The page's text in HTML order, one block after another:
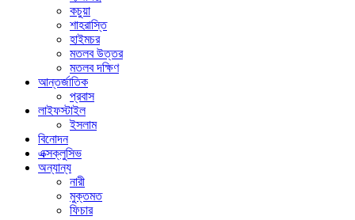
কচুয়া
শাহরাস্তি
হাইমচর
মতলব উত্তর
মতলব দক্ষিণ
আন্তর্জাতিক
প্রবাস
লাইফস্টাইল
ইসলাম
বিনোদন
এক্সক্লুসিভ
অন্যান্য
নারী
মুক্তমত
ফিচার